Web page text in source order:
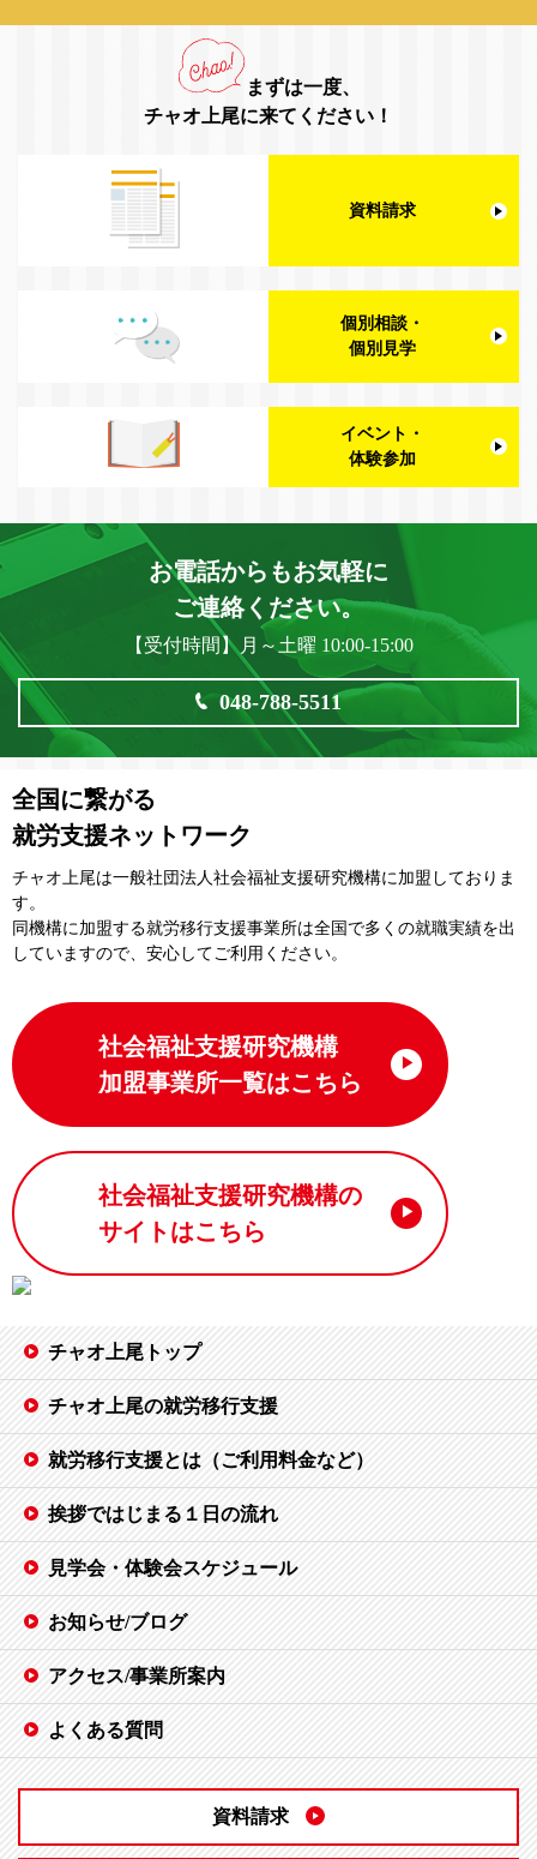
まずは一度、
チャオ上尾に来てください！
資料請求
個別相談・
個別見学
イベント・
体験参加
お電話からもお気軽に
ご連絡ください。
【受付時間】月～土曜 10:00-15:00
048-788-5511
全国に繋がる
就労支援ネットワーク
チャオ上尾は一般社団法⼈社会福祉⽀援研究機構に加盟しておりま
す。
同機構に加盟する就労移⾏⽀援事業所は全国で多くの就職実績を出
していますので、安⼼してご利⽤ください。
社会福祉支援研究機構
加盟事業所一覧はこちら
社会福祉支援研究機構の
サイトはこちら
チャオ上尾トップ
チャオ上尾の就労移行支援
就労移行支援とは（ご利用料金など）
挨拶ではじまる１日の流れ
見学会・体験会スケジュール
お知らせ/ブログ
アクセス/事業所案内
よくある質問
資料請求